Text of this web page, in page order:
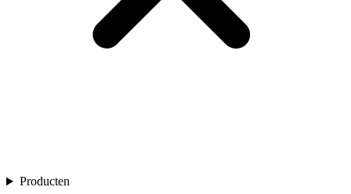
Producten